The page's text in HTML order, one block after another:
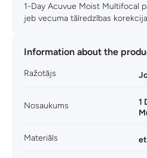
1-Day Acuvue Moist Multifocal
jeb vecuma tālredzības
Information about the
Ražotājs
Nosaukums
1
Materiāls